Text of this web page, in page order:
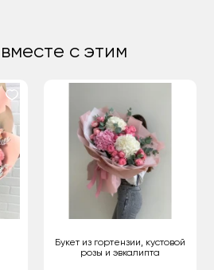
с этим
Букет из гортензии, кустовой
розы и эвкалипта